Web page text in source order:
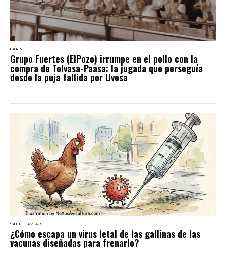
CARNE
Grupo Fuertes (ElPozo) irrumpe en el pollo con la
compra de Tolvasa-Paasa: la jugada que perseguía
desde la puja fallida por Uvesa
SALUD AVIAR
¿Cómo escapa un virus letal de las gallinas de las
vacunas diseñadas para frenarlo?